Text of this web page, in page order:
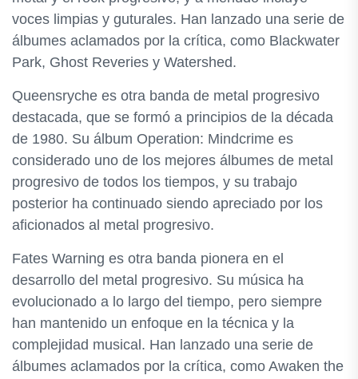
voces limpias y guturales. Han lanzado una serie de
álbumes aclamados por la crítica, como Blackwater
Park, Ghost Reveries y Watershed.
Queensryche es otra banda de metal progresivo
destacada, que se formó a principios de la década
de 1980. Su álbum Operation: Mindcrime es
considerado uno de los mejores álbumes de metal
progresivo de todos los tiempos, y su trabajo
posterior ha continuado siendo apreciado por los
aficionados al metal progresivo.
Fates Warning es otra banda pionera en el
desarrollo del metal progresivo. Su música ha
evolucionado a lo largo del tiempo, pero siempre
han mantenido un enfoque en la técnica y la
complejidad musical. Han lanzado una serie de
álbumes aclamados por la crítica, como Awaken the